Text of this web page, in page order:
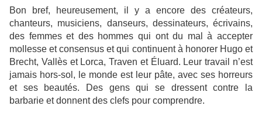
Bon bref, heureusement, il y a encore des créateurs,
chanteurs, musiciens, danseurs, dessinateurs, écrivains,
des femmes et des hommes qui ont du mal à accepter
mollesse et consensus et qui continuent à honorer Hugo et
Brecht, Vallès et Lorca, Traven et Éluard. Leur travail n’est
jamais hors-sol, le monde est leur pâte, avec ses horreurs
et ses beautés. Des gens qui se dressent contre la
barbarie et donnent des clefs pour comprendre.